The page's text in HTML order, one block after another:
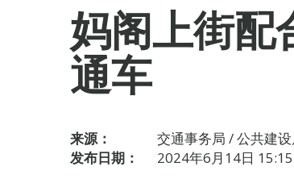
妈阁上街配
通车
来源：
交通事务局 / 公共建
发布日期：
2024年6月14日 15:15